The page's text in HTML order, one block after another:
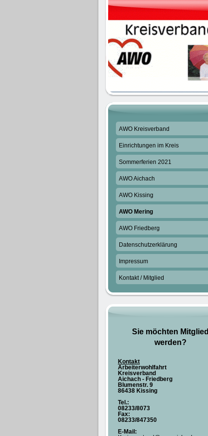
AWO Kreisverband
Einrichtungen im Kreis
Sommerferien 2021
AWO Aichach
AWO Kissing
AWO Mering
AWO Friedberg
Datenschutzerklärung
Impressum
Kontakt / Mitglied
Sie möchten Mitglied
werden?
Kontakt
Arbeiterwohlfahrt
Kreisverband
Aichach - Friedberg
Blumenstr. 9
86438 Kissing
Tel.:
08233/8073
Fax:
08233/847350
E-Mail: